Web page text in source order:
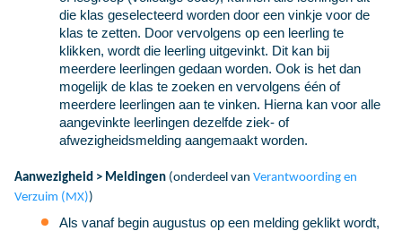
die klas geselecteerd worden door een vinkje voor de
klas te zetten. Door vervolgens op een leerling te
klikken, wordt die leerling uitgevinkt. Dit kan bij
meerdere leerlingen gedaan worden. Ook is het dan
mogelijk de klas te zoeken en vervolgens één of
meerdere leerlingen aan te vinken. Hierna kan voor alle
aangevinkte leerlingen dezelfde ziek- of
afwezigheidsmelding aangemaakt worden.
Aanwezigheid > Meldingen (onderdeel van Verantwoording en
Verzuim (MX))
Als vanaf begin augustus op een melding geklikt wordt,